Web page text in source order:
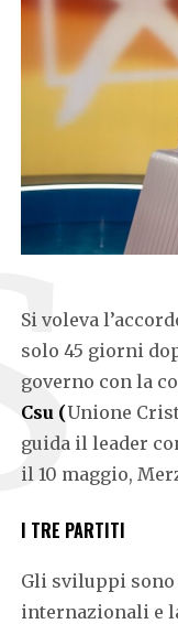
Si voleva
solo 45 giorni
governo con la
Csu (Unione
guida il leader
il 10 maggio,
I TRE PARTITI
Gli sviluppi
internazionali e